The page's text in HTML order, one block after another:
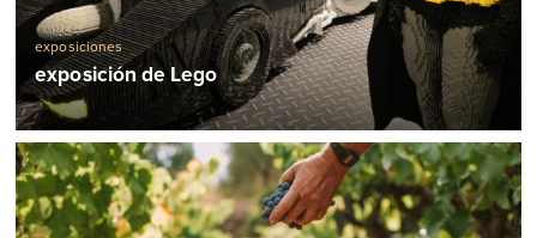
exposiciones
exposición de Lego